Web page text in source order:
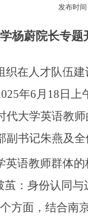
发布时
杨蔚院长专
织在人才队伍
年6 月 18 日上
代大学英语教
副书记朱燕及
英语教师群体
茧：身份认同
方面，结合南